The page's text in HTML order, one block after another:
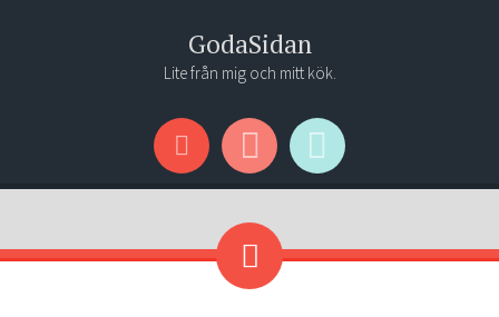
GodaSidan
Lite från mig och mitt kök.
Menu
Widgets
Search